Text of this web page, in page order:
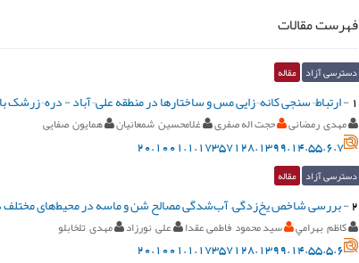
فهرست مقالات
دسترسی آزاد مقاله
1
-ارتباط¬سنجی کانه¬زایی مس و ساختارها در منطقه علی¬آباد - دره¬زرشک
مهدی رمضانی حجت اله صفری غلامحسین شمعانیان همایون صفایی
20.1001.1.17357128.1399.14.55.6.7
دسترسی آزاد مقاله
2
-بررسی شاخص یخ‌زدگی– آب‌شدگی مصالح شن و ماسه در محیط‌های مختلف
کاظم بهرامي سید محمود فاطمی عقدا علی نورزاد مهدی تلخابلو
20.1001.1.17357128.1399.14.55.5.6